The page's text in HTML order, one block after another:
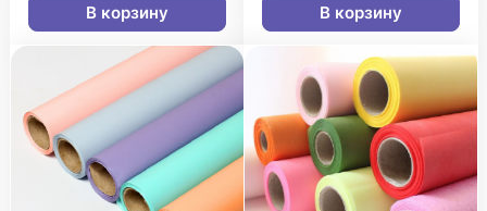
В корзину В корзину